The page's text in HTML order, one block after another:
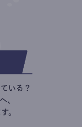
いる？
、
。